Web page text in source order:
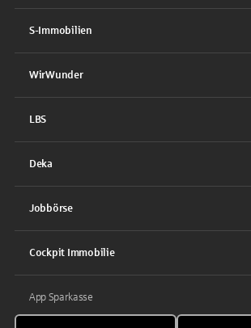
S-Immobilien
WirWunder
LBS
Deka
Jobbörse
Cockpit Immobilie
App Sparkasse